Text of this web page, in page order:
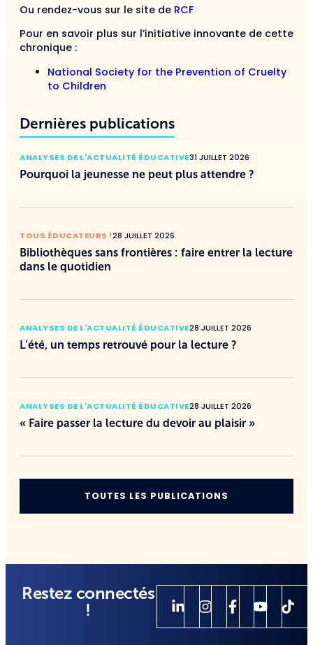
Ou rendez-vous sur le site de RCF
Pour en savoir plus sur l’initiative innovante de cette
chronique :
National Society for the Prevention of Cruelty
to Children
Dernières publications
ANALYSES DE L'ACTUALITÉ ÉDUCATIVE31 JUILLET 2026
Pourquoi la jeunesse ne peut plus attendre ?
TOUS ÉDUCATEURS !28 JUILLET 2026
Bibliothèques sans frontières : faire entrer la lecture
dans le quotidien
ANALYSES DE L'ACTUALITÉ ÉDUCATIVE28 JUILLET 2026
L’été, un temps retrouvé pour la lecture ?
ANALYSES DE L'ACTUALITÉ ÉDUCATIVE28 JUILLET 2026
« Faire passer la lecture du devoir au plaisir »
TOUTES LES PUBLICATIONS
Restez connectés
!